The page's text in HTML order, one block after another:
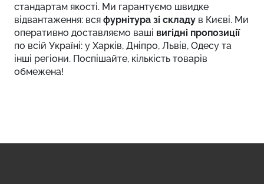
стандартам якості. Ми гарантуємо швидке
відвантаження: вся фурнітура зі складу в Києві. Ми
оперативно доставляємо ваші вигідні пропозиції
по всій Україні: у Харків, Дніпро, Львів, Одесу та
інші регіони. Поспішайте, кількість товарів
обмежена!